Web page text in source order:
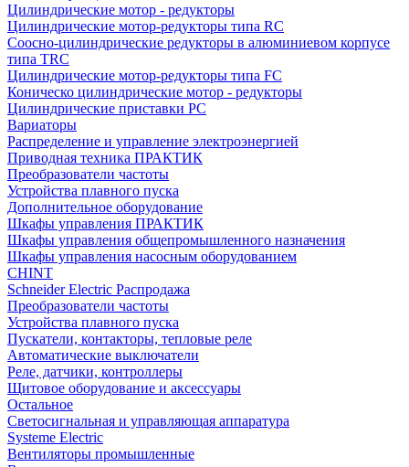
Цилиндрические мотор - редукторы
Цилиндрические мотор-редукторы типа RC
Соосно-цилиндрические редукторы в алюминиевом корпусе
типа TRC
Цилиндрические мотор-редукторы типа FC
Коническо цилиндрические мотор - редукторы
Цилиндрические приставки PC
Вариаторы
Распределение и управление электроэнергией
Приводная техника ПРАКТИК
Преобразователи частоты
Устройства плавного пуска
Дополнительное оборудование
Шкафы управления ПРАКТИК
Шкафы управления общепромышленного назначения
Шкафы управления насосным оборудованием
CHINT
Schneider Electric Распродажа
Преобразователи частоты
Устройства плавного пуска
Пускатели, контакторы, тепловые реле
Автоматические выключатели
Реле, датчики, контроллеры
Щитовое оборудование и аксессуары
Остальное
Светосигнальная и управляющая аппаратура
Systeme Electric
Вентиляторы промышленные